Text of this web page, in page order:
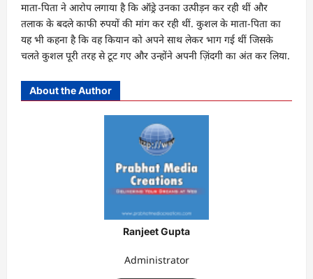
माता-पिता ने आरोप लगाया है कि ऑड्रे उनका उत्पीड़न कर रही थीं और
तलाक के बदले काफी रुपयों की मांग कर रही थीं. कुशल के माता-पिता का
यह भी कहना है कि वह कियान को अपने साथ लेकर भाग गई थीं जिसके
चलते कुशल पूरी तरह से टूट गए और उन्होंने अपनी ज़िंदगी का अंत कर लिया.
About the Author
Ranjeet Gupta
Administrator